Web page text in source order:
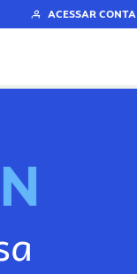
ACESSAR CONTA
N